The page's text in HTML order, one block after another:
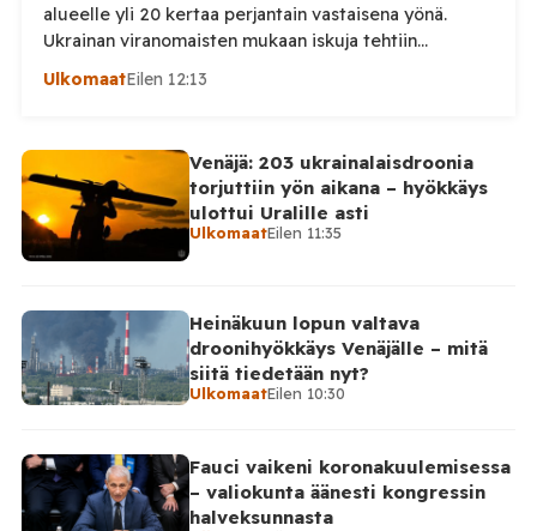
alueelle yli 20 kertaa perjantain vastaisena yönä.
Ukrainan viranomaisten mukaan iskuja tehtiin
drooneilla ja tykistöllä viidelle eri alueelle.
kertoi perjantaiaamuna 7. elokuuta julkaisemassaan
Telegram-päivityksessä, että Venäjän joukot
hyökkäsivät yön aikana yli 20 kertaa viidelle alueelle.
Nikopolin alueella iskuja kohdistui Nikopolin
kaupunkiin sekä […]
UlkomaatEilen 12:13
Venäjä: 203 ukrainalaisdroonia
torjuttiin yön aikana – hyökkäys
ulottui Uralille asti
UlkomaatEilen 11:35
Heinäkuun lopun valtava
droonihyökkäys Venäjälle – mitä
siitä tiedetään nyt?
UlkomaatEilen 10:30
Fauci vaikeni koronakuulemisessa
– valiokunta äänesti kongressin
halveksunnasta